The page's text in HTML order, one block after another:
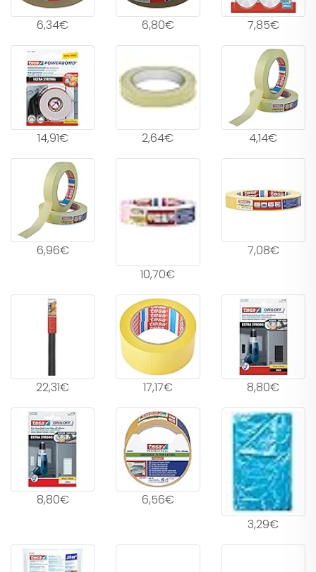
6,34€ 6,80€ 7,85€
14,91€ 2,64€ 4,14€
6,96€
10,70€
7,08€
22,31€ 17,17€ 8,80€
8,80€
6,56€
3,29€